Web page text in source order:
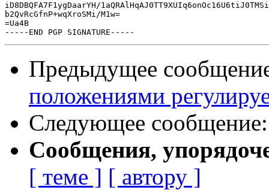
iD8DBQFA7F1ygDaarYH/
b2QvRcGfnP+wqXroSMi/M1w=
=Ua4B
Предыдущее
положениями
Следующее
Сообщения,
[ теме ] [ автору ]